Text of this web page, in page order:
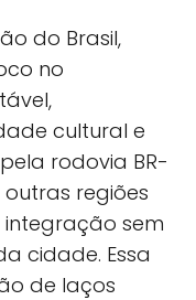
do Brasil,
no
cultural e
rodovia BR-
regiões
sem
cidade. Essa
de laços